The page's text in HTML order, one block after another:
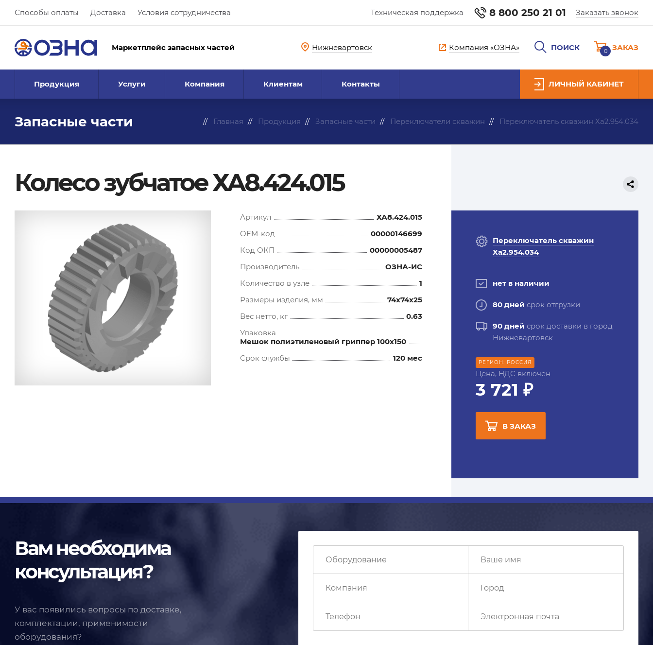
Способы оплаты Доставка Условия сотрудничества Техническая поддержка 8 800 250 21 01 Заказать звонок
Маркетплейс запасных частей Нижневартовск Компания «ОЗНА» ПОИСК 0 ЗАКАЗ
Продукция Услуги Компания Клиентам Контакты ЛИЧНЫЙ КАБИНЕТ
Запасные части Главная Продукция Запасные части Переключатели скважин Переключатель скважин Ха2.954.034
Колесо зубчатое ХА8.424.015
Артикул
ХА8.424.015
OEM-код
00000146699
Код ОКП
00000005487
Производитель
ОЗНА-ИС
Количество в узле
1
Размеры изделия, мм
74x74x25
Вес нетто, кг
0.63
Упаковка
Мешок полиэтиленовый гриппер 100х150
Срок службы
120 мес
Переключатель скважин
Ха2.954.034
нет в наличии
80 дней срок отгрузки
90 дней срок доставки в город
Нижневартовск
РЕГИОН: РОССИЯ
Цена, НДС включен
3 721 ₽
В ЗАКАЗ
Вам необходима
консультация?
У вас появились вопросы по доставке,
комплектации, применимости
оборудования?